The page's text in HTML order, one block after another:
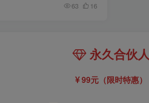
63 16
永久合伙人
99元（限时特惠）